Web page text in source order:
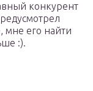
конкурент
мне его найти
:).